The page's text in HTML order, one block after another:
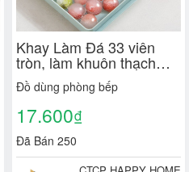
Khay Làm Đá 33 viên
tròn, làm khuôn thạch
tiện dụng có nắp đậy
Đồ dùng phòng bếp
17.600₫
Đã Bán 250